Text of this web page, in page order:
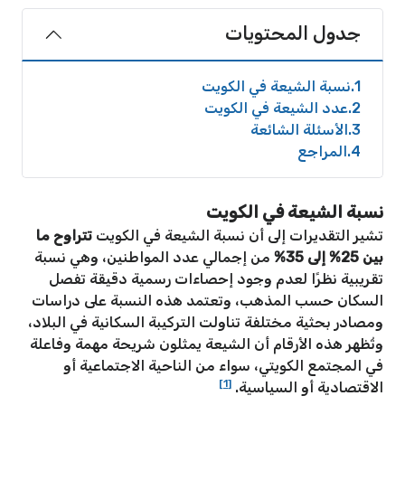
جدول المحتويات
1 نسبة الشيعة في الكويت
2 عدد الشيعة في الكويت
3 الأسئلة الشائعة
4 المراجع
نسبة الشيعة في الكويت
تشير التقديرات إلى أن نسبة الشيعة في الكويت تتراوح ما
بين 25% إلى 35%
من إجمالي عدد المواطنين، وهي نسبة
تقريبية نظرًا لعدم وجود إحصاءات رسمية دقيقة تفصل
السكان حسب المذهب، وتعتمد هذه النسبة على دراسات
ومصادر بحثية مختلفة تناولت التركيبة السكانية في البلاد،
وتُظهر هذه الأرقام أن الشيعة يمثلون شريحة مهمة وفاعلة
في المجتمع الكويتي، سواء من الناحية الاجتماعية أو
الاقتصادية أو السياسية. [1]